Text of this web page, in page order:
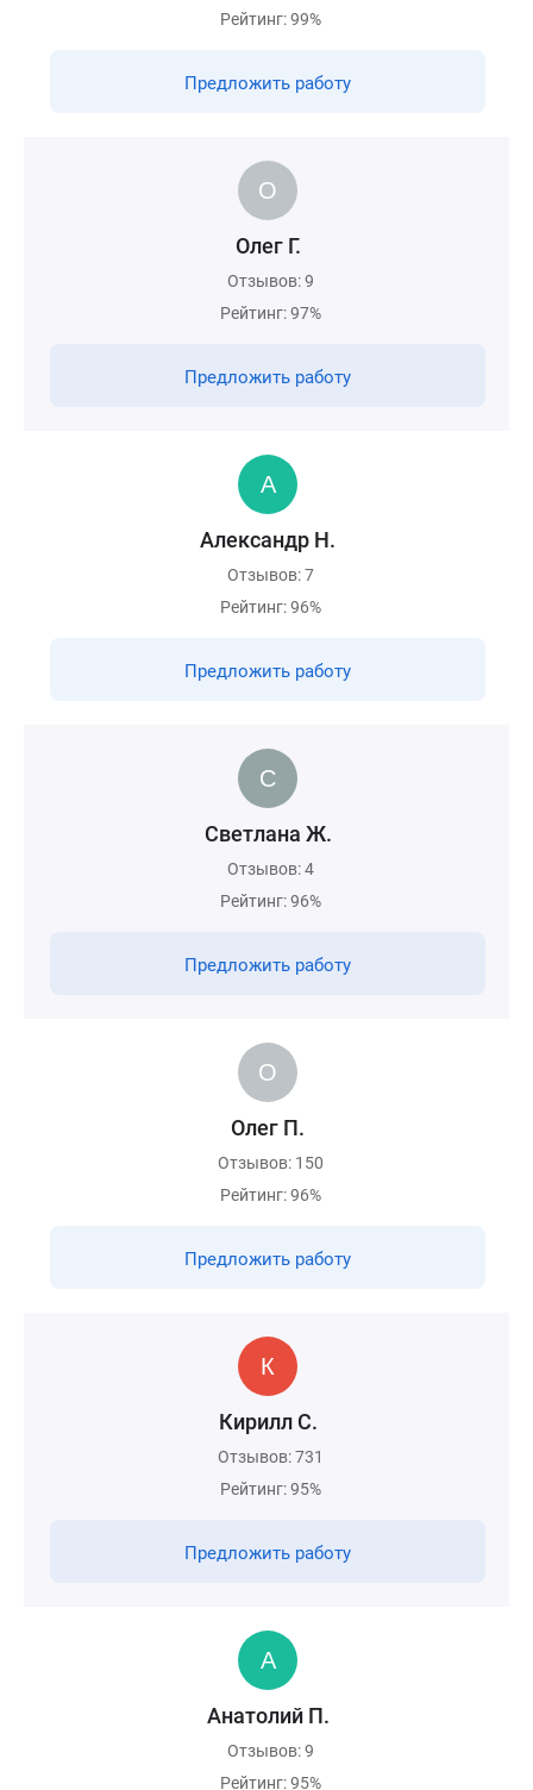
Рейтинг: 99%
Предложить работу
Олег Г.
Отзывов: 9
Рейтинг: 97%
Предложить работу
Александр Н.
Отзывов: 7
Рейтинг: 96%
Предложить работу
Светлана Ж.
Отзывов: 4
Рейтинг: 96%
Предложить работу
Олег П.
Отзывов: 150
Рейтинг: 96%
Предложить работу
Кирилл С.
Отзывов: 731
Рейтинг: 95%
Предложить работу
Анатолий П.
Отзывов: 9
Рейтинг: 95%